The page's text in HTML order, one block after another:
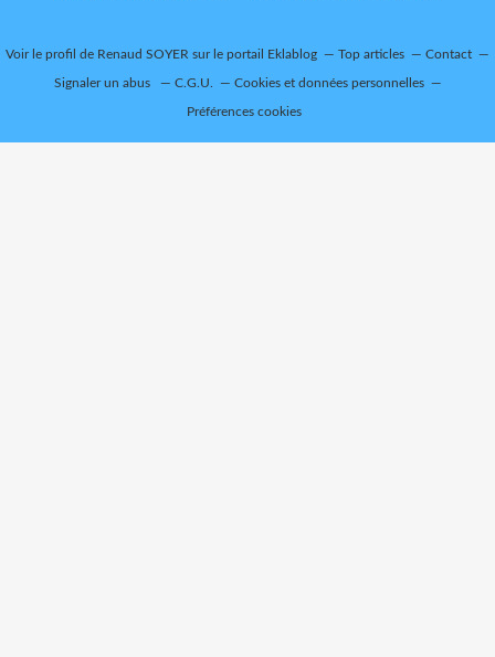
Voir le profil de Renaud SOYER sur le portail Eklablog Top articles Contact
Signaler un abus C.G.U. Cookies et données personnelles
Préférences cookies